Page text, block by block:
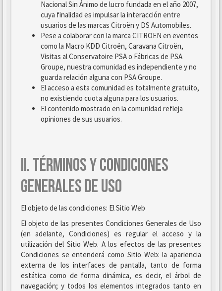
Nacional Sin Ánimo de lucro fundada en el año 2007,
cuya finalidad es impulsar la interacción entre
usuarios de las marcas Citroën y DS Automobiles.
Pese a colaborar con la marca CITROEN en eventos
como la Macro KDD Citroën, Caravana Citroën,
Visitas al Conservatoire PSA o Fábricas de PSA
Groupe, nuestra comunidad es independiente y no
guarda relación alguna con PSA Groupe.
El acceso a esta comunidad es totalmente gratuito,
no existiendo cuota alguna para los usuarios.
El contenido mostrado en la comunidad refleja
opiniones de sus usuarios.
II. TÉRMINOS Y CONDICIONES
GENERALES DE USO
El objeto de las condiciones: El Sitio Web
El objeto de las presentes Condiciones Generales de Uso
(en adelante, Condiciones) es regular el acceso y la
utilización del Sitio Web. A los efectos de las presentes
Condiciones se entenderá como Sitio Web: la apariencia
externa de los interfaces de pantalla, tanto de forma
estática como de forma dinámica, es decir, el árbol de
navegación; y todos los elementos integrados tanto en